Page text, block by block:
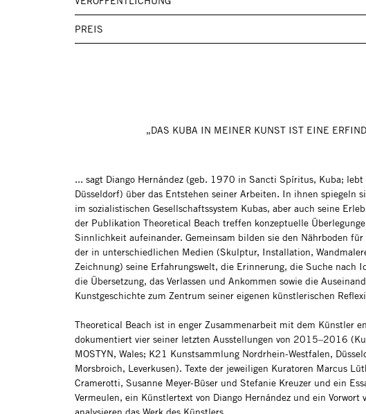
PREIS
„DAS KUBA IN MEINER KUNST IST EINE
... sagt Diango Hernández (geb. 1970 in Sancti Spíritus, Kuba;
Düsseldorf) über das Entstehen seiner Arbeiten. In ihnen spiegeln
im sozialistischen Gesellschaftssystem Kubas, aber auch seine
der Publikation Theoretical Beach treffen konzeptuelle
Sinnlichkeit aufeinander. Gemeinsam bilden sie den Nährboden für
der in unterschiedlichen Medien (Skulptur, Installation,
Zeichnung) seine Erfahrungswelt, die Erinnerung, die Suche nach
die Übersetzung, das Verlassen und Ankommen sowie die
Kunstgeschichte zum Zentrum seiner eigenen künstlerischen
Theoretical Beach ist in enger Zusammenarbeit mit dem Künstler
dokumentiert vier seiner letzten Ausstellungen von 2015–2016
MOSTYN, Wales; K21 Kunstsammlung Nordrhein-Westfalen,
Morsbroich, Leverkusen). Texte der jeweiligen Kuratoren Marcus
Cramerotti, Susanne Meyer-Büser und Stefanie Kreuzer und ein
Vermeulen, ein Künstlertext von Diango Hernández und ein Vorwort